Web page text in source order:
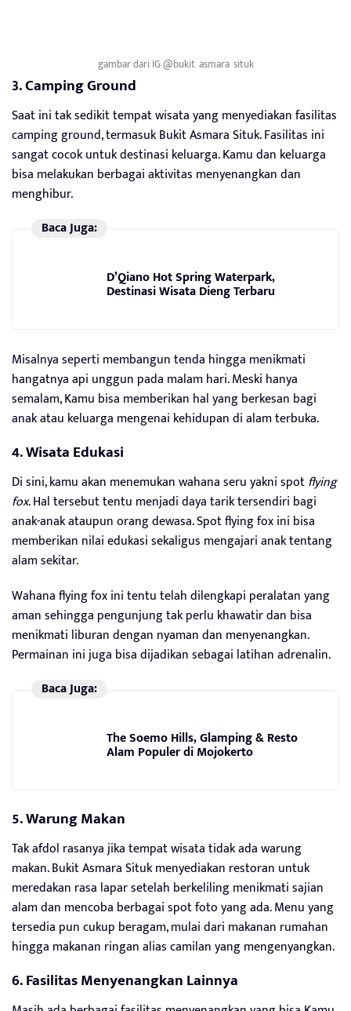
gambar dari IG @bukit_asmara_situk
3. Camping Ground
Saat ini tak sedikit tempat wisata yang menyediakan fasilitas
camping ground, termasuk Bukit Asmara Situk. Fasilitas ini
sangat cocok untuk destinasi keluarga. Kamu dan keluarga
bisa melakukan berbagai aktivitas menyenangkan dan
menghibur.
Baca Juga:
D’Qiano Hot Spring Waterpark,
Destinasi Wisata Dieng Terbaru
Misalnya seperti membangun tenda hingga menikmati
hangatnya api unggun pada malam hari. Meski hanya
semalam, Kamu bisa memberikan hal yang berkesan bagi
anak atau keluarga mengenai kehidupan di alam terbuka.
4. Wisata Edukasi
Di sini, kamu akan menemukan wahana seru yakni spotflying
fox. Hal tersebut tentu menjadi daya tarik tersendiri bagi
anak-anak ataupun orang dewasa. Spot flying fox ini bisa
memberikan nilai edukasi sekaligus mengajari anak tentang
alam sekitar.
Wahana flying fox ini tentu telah dilengkapi peralatan yang
aman sehingga pengunjung tak perlu khawatir dan bisa
menikmati liburan dengan nyaman dan menyenangkan.
Permainan ini juga bisa dijadikan sebagai latihan adrenalin.
Baca Juga:
The Soemo Hills, Glamping & Resto
Alam Populer di Mojokerto
5. Warung Makan
Tak afdol rasanya jika tempat wisata tidak ada warung
makan. Bukit Asmara Situk menyediakan restoran untuk
meredakan rasa lapar setelah berkeliling menikmati sajian
alam dan mencoba berbagai spot foto yang ada. Menu yang
tersedia pun cukup beragam, mulai dari makanan rumahan
hingga makanan ringan alias camilan yang mengenyangkan.
6. Fasilitas Menyenangkan Lainnya